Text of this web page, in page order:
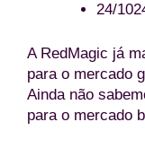
24/
A RedMagic já
para o mercado
Ainda não
para o mercado